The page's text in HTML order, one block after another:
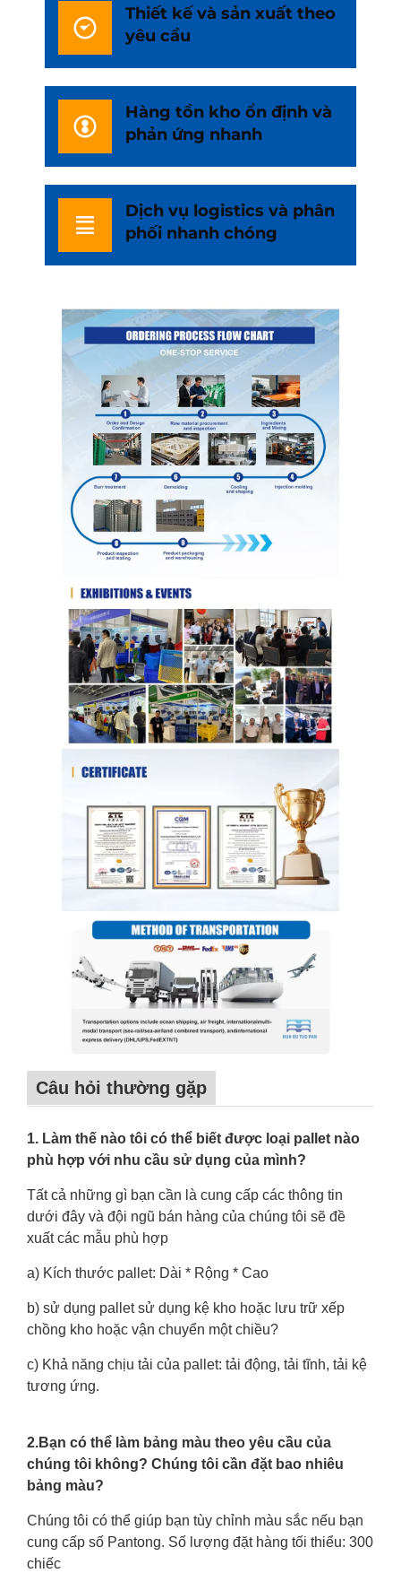
Thiết kế và sản xuất theo
yêu cầu
Hàng tồn kho ổn định và
phản ứng nhanh
Dịch vụ logistics và phân
phối nhanh chóng
Câu hỏi thường gặp
1. Làm thế nào tôi có thể biết được loại pallet nào
phù hợp với nhu cầu sử dụng của mình?
Tất cả những gì bạn cần là cung cấp các thông tin
dưới đây và đội ngũ bán hàng của chúng tôi sẽ đề
xuất các mẫu phù hợp
a) Kích thước pallet: Dài * Rộng * Cao
b) sử dụng pallet sử dụng kệ kho hoặc lưu trữ xếp
chồng kho hoặc vận chuyển một chiều?
c) Khả năng chịu tải của pallet: tải động, tải tĩnh, tải kệ
tương ứng.
2.Bạn có thể làm bảng màu theo yêu cầu của
chúng tôi không? Chúng tôi cần đặt bao nhiêu
bảng màu?
Chúng tôi có thể giúp bạn tùy chỉnh màu sắc nếu bạn
cung cấp số Pantong. Số lượng đặt hàng tối thiểu: 300
chiếc